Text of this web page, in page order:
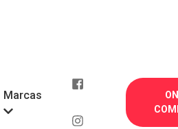
Marcas